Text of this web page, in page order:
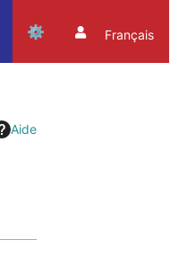
Français
Aide